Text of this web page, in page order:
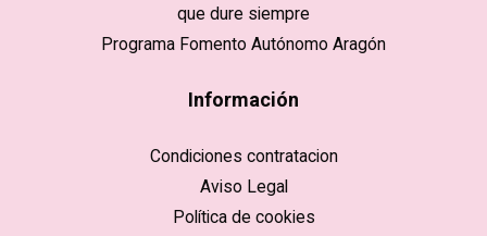
que dure siempre
Programa Fomento Autónomo Aragón
Información
Condiciones contratacion
Aviso Legal
Política de cookies